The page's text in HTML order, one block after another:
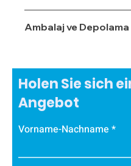
Ambalaj ve Depolama
Holen Sie sich
Angebot
Vorname-Nachname